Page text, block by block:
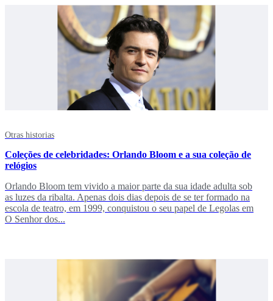
Otras historias
Coleções de celebridades: Orlando Bloom e a sua coleção de
relógios
Orlando Bloom tem vivido a maior parte da sua idade adulta sob
as luzes da ribalta. Apenas dois dias depois de se ter formado na
escola de teatro, em 1999, conquistou o seu papel de Legolas em
O Senhor dos...